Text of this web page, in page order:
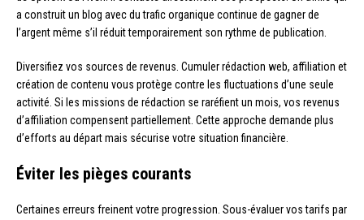
a construit un blog avec du trafic organique continue de gagner de
l’argent même s’il réduit temporairement son rythme de publication.
Diversifiez vos sources de revenus. Cumuler rédaction web, affiliation et
création de contenu vous protège contre les fluctuations d’une seule
activité. Si les missions de rédaction se raréfient un mois, vos revenus
d’affiliation compensent partiellement. Cette approche demande plus
d’efforts au départ mais sécurise votre situation financière.
Éviter les pièges courants
Certaines erreurs freinent votre progression. Sous-évaluer vos tarifs par